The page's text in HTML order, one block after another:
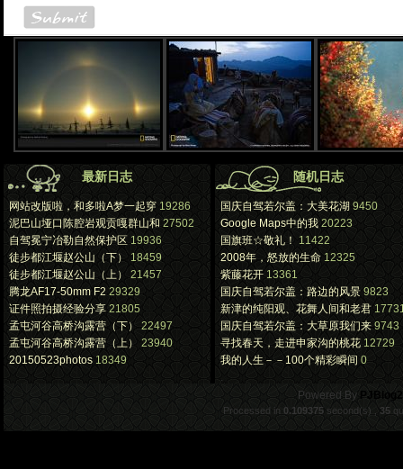
最新日志
网站改版啦，和多啦A梦一起穿 19286
泥巴山垭口陈腔岩观贡嘎群山和 27502
自驾冕宁冶勒自然保护区 19936
徒步都江堰赵公山（下）
18459
徒步都江堰赵公山（上）
21457
腾龙AF17-50mm F2 29329
证件照拍摄经验分享 21805
孟屯河谷高桥沟露营（下） 22497
孟屯河谷高桥沟露营（上）
23940
20150523photos 18349
随机日志
国庆自驾若尔盖：大美花湖 9450
Google Maps中的我 20223
国旗班☆敬礼！
11422
2008年，怒放的生命 12325
紫藤花开 13361
国庆自驾若尔盖：路边的风景 9823
新津的纯阳观、花舞人间和老君
国庆自驾若尔盖：大草原我们来 9743
寻找春天，走进申家沟的桃花 12729
我的人生－－100个精彩瞬间 0
.
Powered By
Processed in 0.109375 second(s) , 35